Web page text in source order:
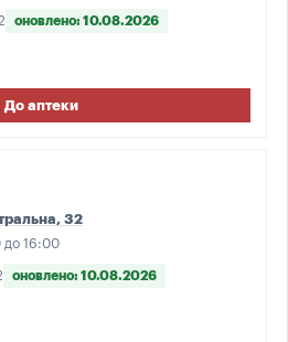
оновлено: 10.08.2026
До аптеки
32
до 16:00
оновлено: 10.08.2026